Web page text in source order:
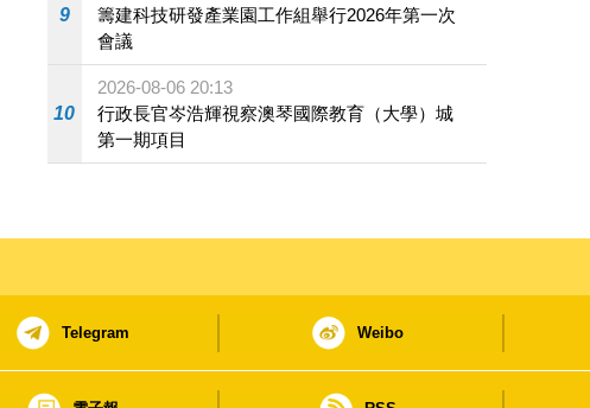
9
籌建科技研發產業園工作組舉行2026年第一次
會議
10
2026-08-06 20:13
行政長官岑浩輝視察澳琴國際教育（大學）城
第一期項目
Telegram Weibo